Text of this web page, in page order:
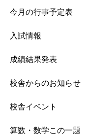
今月の行事予定表
入試情報
成績結果発表
校舎からのお知らせ
校舎イベント
算数・数学この一題